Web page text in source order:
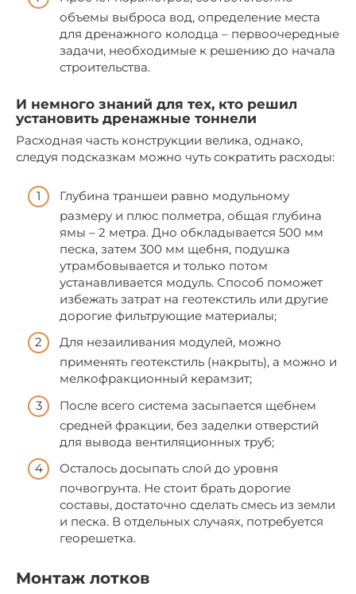
объемы выброса вод, определение места
для дренажного колодца – первоочередные
задачи, необходимые к решению до начала
строительства.
И немного знаний для тех, кто решил
установить дренажные тоннели
Расходная часть конструкции велика, однако,
следуя подсказкам можно чуть сократить расходы:
Глубина траншеи равно модульному
размеру и плюс полметра, общая глубина
ямы – 2 метра. Дно обкладывается 500 мм
песка, затем 300 мм щебня, подушка
утрамбовывается и только потом
устанавливается модуль. Способ поможет
избежать затрат на геотекстиль или другие
дорогие фильтрующие материалы;
Для незаиливания модулей, можно
применять геотекстиль (накрыть), а можно и
мелкофракционный керамзит;
После всего система засыпается щебнем
средней фракции, без заделки отверстий
для вывода вентиляционных труб;
Осталось досыпать слой до уровня
почвогрунта. Не стоит брать дорогие
составы, достаточно сделать смесь из земли
и песка. В отдельных случаях, потребуется
георешетка.
Монтаж лотков